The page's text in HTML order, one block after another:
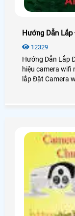
Hướng Dẫn
12329
Hướng Dẫn Lắp
hiệu camera wifi
lắp Đặt Camera